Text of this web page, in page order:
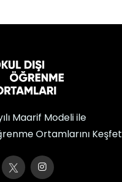
Maarif Modeli ile
Ortamlarını Keşfet